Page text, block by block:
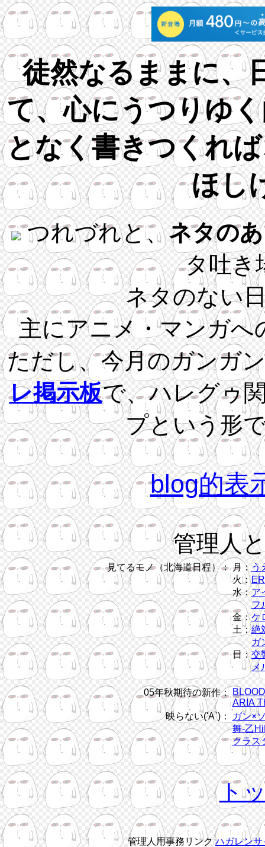
徒然なるままに、
て、心にうつりゆ
となく書きつくれ
ほし
つれづれと、ネタの
タ吐き
ネタのない
主にアニメ・マンガへ
ただし、今月のガンガ
レ掲示板で、ハレグゥ
プという形
blog的表
管理人
見てるモノ（北海道日程）： 月： う
火：
水：ア
フ
金：ケ
土：絶
ガ
日： 交
メ
05年秋期待の新作：
ARIA
映らない('A`)：
ガン×
舞-乙
クラス
ト
管理人用事務リンク ハガレンサ